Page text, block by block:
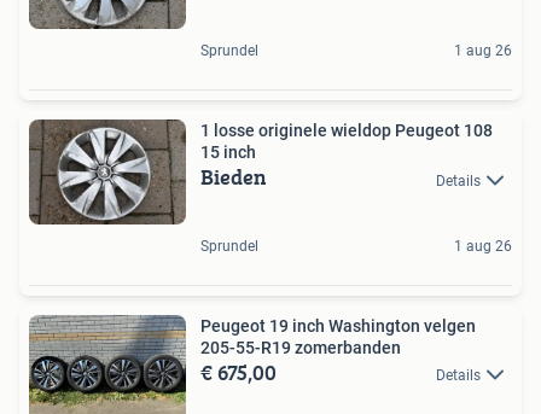
Sprundel 1 aug 26
1 losse originele wieldop Peugeot 108
15 inch
Bieden Details
Sprundel 1 aug 26
Peugeot 19 inch Washington velgen
205-55-R19 zomerbanden
€ 675,00 Details